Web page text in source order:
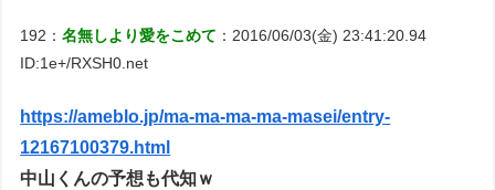
192：名無しより愛をこめて ：2016/06/03(金) 23:41:20.94
ID:1e+/RXSH0.net
https://ameblo.jp/ma-ma-ma-ma-masei/entry-
12167100379.html
中山くんの予想も代知ｗ